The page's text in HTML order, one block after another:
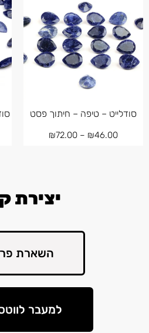
סודלייט – טיפה – חיתוך פסט
₪46.00
–
₪72.00
יצירת
השארת
למעבר